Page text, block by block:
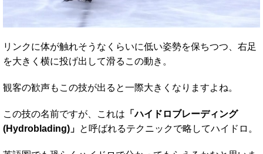
リンクに体が触れそうなくらいに低い姿勢を保ちつつ、右足
を大きく横に投げ出して滑るこの動き。
観客の歓声もこの技が出ると一際大きくなりますよね。
この技の名前ですが、これは 「ハイドロブレーディング
(Hydroblading)」 と呼ばれるテクニックで略してハイドロ。